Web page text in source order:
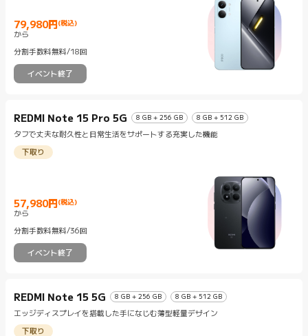
79,980円 (税込)
Current Price 円79980
から
分割手数料無料/18回
イベント終了
REDMI Note 15 Pro 5G 8 GB + 256 GB 8 GB + 512 GB
タフで丈夫な耐久性と日常生活をサポートする充実した機能
下取り
57,980円 (税込)
Current Price 円57980
から
分割手数料無料/36回
イベント終了
REDMI Note 15 5G 8 GB + 256 GB 8 GB + 512 GB
エッジディスプレイを搭載した手になじむ薄型軽量デザイン
下取り